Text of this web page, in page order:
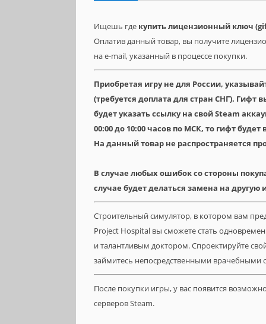
Ищешь где купить лицензионный ключ
Оплатив данный товар, вы получите
на e-mail, указанный в процессе покупки.
Приобретая игру не для России,
(требуется доплата для стран СНГ).
будет указать ссылку на свой Steam
00:00 до 10:00 часов по МСК, то гифт
На данный товар не распространяется
В случае любых ошибок со стороны
случае будет делаться замена на другую
Строительный симулятор, в котором вам
Project Hospital вы сможете стать
и талантливым доктором. Спроектируйте
займитесь непосредственными врачебными
После покупки игры, у вас появится
серверов Steam.